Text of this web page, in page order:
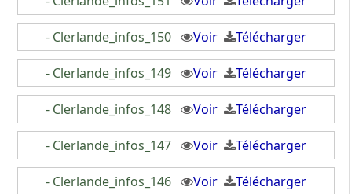
- Clerlande_infos_150 Voir Télécharger
- Clerlande_infos_149 Voir Télécharger
- Clerlande_infos_148 Voir Télécharger
- Clerlande_infos_147 Voir Télécharger
- Clerlande_infos_146 Voir Télécharger